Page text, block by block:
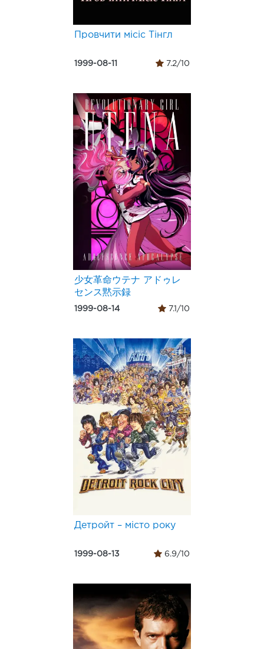
Провчити місіс Тінгл
1999-08-11 7.2/10
少女革命ウテナ アドゥレ
センス黙示録
1999-08-14 7.1/10
Детройт – місто року
1999-08-13 6.9/10